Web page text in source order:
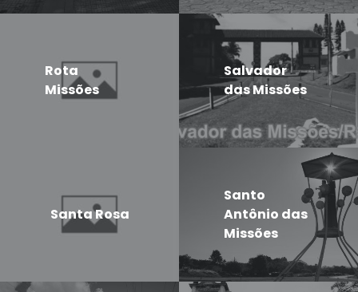
Rota
Missões
Salvador
das Missões
Santa Rosa
Santo
Antônio das
Missões